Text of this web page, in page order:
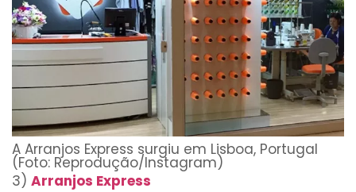
A Arranjos Express surgiu em Lisboa, Portugal
(Foto: Reprodução/Instagram)
3) Arranjos Express